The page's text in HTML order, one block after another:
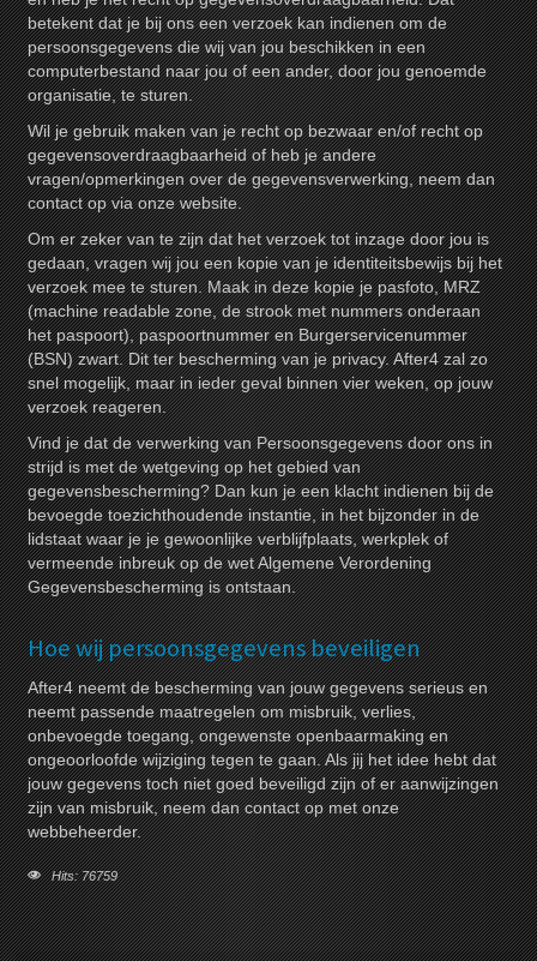
betekent dat je bij ons een verzoek kan indienen om de
persoonsgegevens die wij van jou beschikken in een
computerbestand naar jou of een ander, door jou genoemde
organisatie, te sturen.
Wil je gebruik maken van je recht op bezwaar en/of recht op
gegevensoverdraagbaarheid of heb je andere
vragen/opmerkingen over de gegevensverwerking, neem dan
contact op via onze website.
Om er zeker van te zijn dat het verzoek tot inzage door jou is
gedaan, vragen wij jou een kopie van je identiteitsbewijs bij het
verzoek mee te sturen. Maak in deze kopie je pasfoto, MRZ
(machine readable zone, de strook met nummers onderaan
het paspoort), paspoortnummer en Burgerservicenummer
(BSN) zwart. Dit ter bescherming van je privacy. After4 zal zo
snel mogelijk, maar in ieder geval binnen vier weken, op jouw
verzoek reageren.
Vind je dat de verwerking van Persoonsgegevens door ons in
strijd is met de wetgeving op het gebied van
gegevensbescherming? Dan kun je een klacht indienen bij de
bevoegde toezichthoudende instantie, in het bijzonder in de
lidstaat waar je je gewoonlijke verblijfplaats, werkplek of
vermeende inbreuk op de wet Algemene Verordening
Gegevensbescherming is ontstaan.
Hoe wij persoonsgegevens beveiligen
After4 neemt de bescherming van jouw gegevens serieus en
neemt passende maatregelen om misbruik, verlies,
onbevoegde toegang, ongewenste openbaarmaking en
ongeoorloofde wijziging tegen te gaan. Als jij het idee hebt dat
jouw gegevens toch niet goed beveiligd zijn of er aanwijzingen
zijn van misbruik, neem dan contact op met onze
webbeheerder.
Hits: 76759